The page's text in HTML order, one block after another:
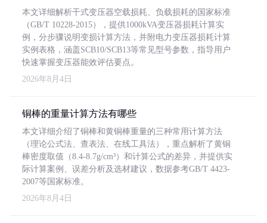
本文详细解析干式变压器空载损耗、负载损耗的国家标准
（GB/T 10228-2015），提供1000kVA变压器损耗计算实
例，分步骤说明变损计算方法，并附电力变压器损耗计算
实例表格，涵盖SCB10/SCB13等常见型号参数，指导用户
快速掌握变压器能效评估要点。
2026年8月4日
铜棒的重量计算方法有哪些
本文详细介绍了铜棒和黄铜棒重量的三种常用计算方法
（理论公式法、查表法、在线工具法），重点解析了黄铜
棒密度取值（8.4-8.7g/cm³）和计算公式的差异，并提供实
际计算案例、误差分析及选材建议，数据参考GB/T 4423-
2007等国家标准。
2026年8月4日